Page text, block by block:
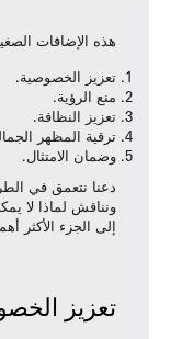
هذه الإضافات
تعزيز الخصوصية.
منع الرؤية.
تعزيز النظافة.
ترقية المظهر
وضمان الامتثال.
دعنا نتعمق في
ونناقش لماذا لا
إلى الجزء الأكثر
تعزيز